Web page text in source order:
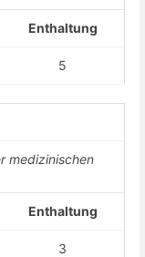
Enthaltung
5
medizinischen
Enthaltung
3